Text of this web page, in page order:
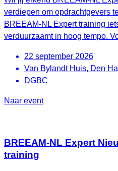
verdiepen om opdrachtgevers
BREEAM-NL Expert training
verduurzaamt in hoog tempo.
22 september 2026
Van Bylandt Huis, Den
DGBC
Naar event
BREEAM-NL Expert
training